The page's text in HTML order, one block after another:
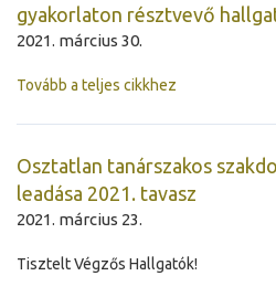
gyakorlaton résztvevő
2021. március 30.
Tovább a teljes cikkhez
Osztatlan tanárszakos
leadása 2021. tavasz
2021. március 23.
Tisztelt Végzős Hallgatók!